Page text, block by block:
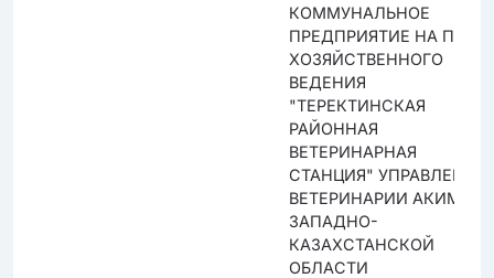
КОММУНАЛЬНОЕ
ПРЕДПРИЯТИЕ НА ПРАВЕ
ХОЗЯЙСТВЕННОГО
ВЕДЕНИЯ
"ТЕРЕКТИНСКАЯ
РАЙОННАЯ
ВЕТЕРИНАРНАЯ
СТАНЦИЯ" УПРАВЛЕНИЯ
ВЕТЕРИНАРИИ АКИМАТА
ЗАПАДНО-
КАЗАХСТАНСКОЙ
ОБЛАСТИ